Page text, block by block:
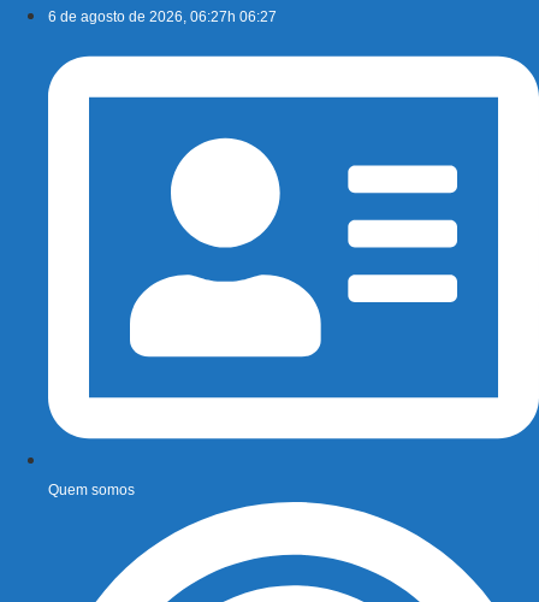
conteúdo
6 de agosto de 2026, 06:27h 06:27
Quem somos